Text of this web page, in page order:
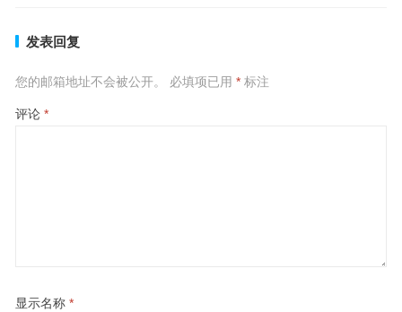
发表回复
您的邮箱地址不会被公开。 必填项已用 *标注
评论 *
显示名称 *